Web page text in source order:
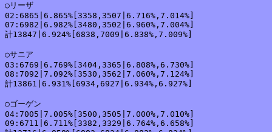
○リーザ
02:6865|6.865%[3358,3507|6.716%,7.014%]
07:6982|6.982%[3480,3502|6.960%,7.004%]
計13847|6.924%[6838,7009|6.838%,7.009%]
○サニア
03:6769|6.769%[3404,3365|6.808%,6.730%]
08:7092|7.092%[3530,3562|7.060%,7.124%]
計13861|6.931%[6934,6927|6.934%,6.927%]
○ゴーゲン
04:7005|7.005%[3500,3505|7.000%,7.010%]
09:6711|6.711%[3382,3329|6.764%,6.658%]